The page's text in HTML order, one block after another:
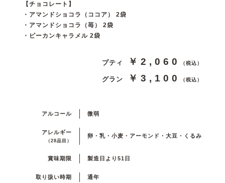
【チョコレート】
・アマンドショコラ（ココア） 2袋
・アマンドショコラ（苺） 2袋
・ピーカンキャラメル 2袋
プティ ￥2,060 （税込）
グラン ￥3,100 （税込）
アルコール 微弱
アレルギー
（28品目）
卵・乳・小麦・アーモンド・大豆・くるみ
賞味期限 製造日より51日
取り扱い時期 通年